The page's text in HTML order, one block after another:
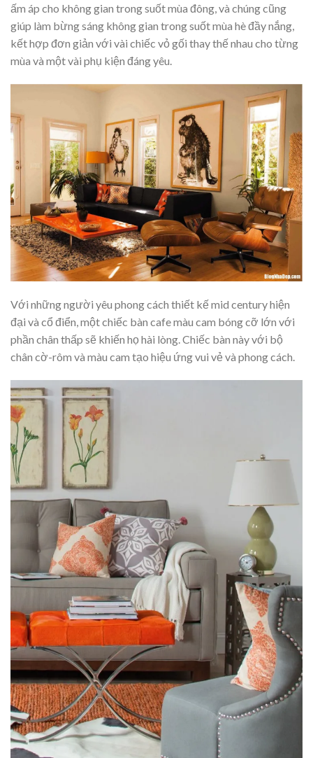
ấm áp cho không gian trong suốt mùa đông, và chúng cũng
giúp làm bừng sáng không gian trong suốt mùa hè đầy nắng,
kết hợp đơn giản với vài chiếc vỏ gối thay thế nhau cho từng
mùa và một vài phụ kiện đáng yêu.
Với những người yêu phong cách thiết kế mid century hiện
đại và cổ điển, một chiếc bàn cafe màu cam bóng cỡ lớn với
phần chân thấp sẽ khiến họ hài lòng. Chiếc bàn này với bộ
chân cờ-rôm và màu cam tạo hiệu ứng vui vẻ và phong cách.